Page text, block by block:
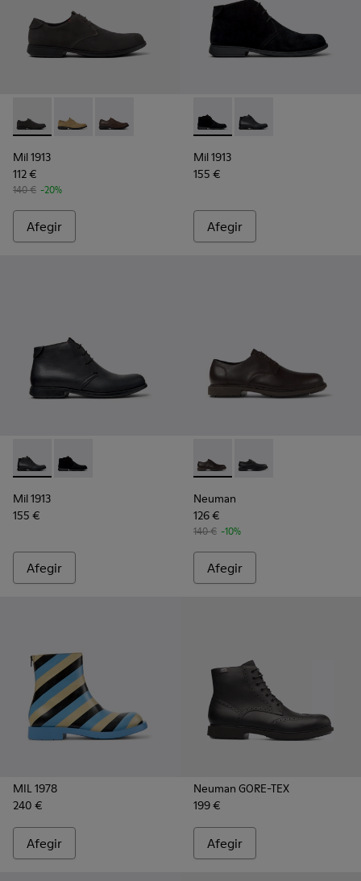
Mil 1913 - 18552-086 - Sabates de nubuc grises per a home.
Mil 1913 - 18552-088 - Sabates de camussa marrons
Mil 1913 - 18552-075 - Sabates de pell
Mil 1913
112 €
140 € -20%
Afegir
Mil 1913 - 36587-055 -
Mil 1913 - 36587-
Mil 1913
155 €
Afegir
Mil 1913 - 36587-052 - Botins negres de pell per a home.
Mil 1913 - 36587-055 - Botins de nubuc negre per a
Mil 1913
155 €
Afegir
Neuman - K100152-022 -
Neuman - K100152-
Neuman
126 €
140 € -10%
Afegir
MIL 1978
240 €
Afegir
Neuman GORE-TEX
199 €
Afegir